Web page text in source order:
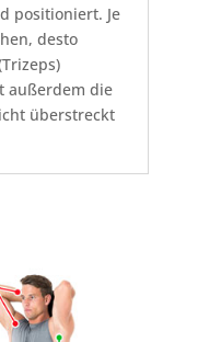
positioniert. Je
desto
außerdem die
überstreckt